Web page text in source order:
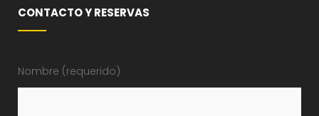
CONTACTO Y RESERVAS
Nombre (requerido)